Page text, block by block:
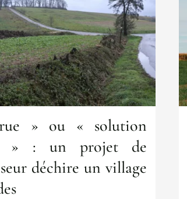
» ou « solution
» : un projet de
déchire un village